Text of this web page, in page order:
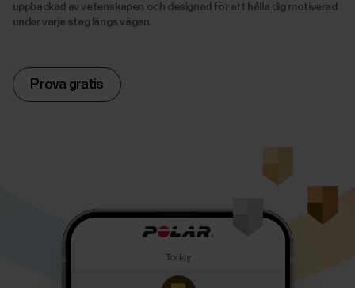
uppbackad av vetenskapen och designad för att hålla dig motiverad
under varje steg längs vägen.
Prova gratis